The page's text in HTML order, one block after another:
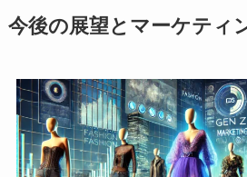
今後の展望とマーケティ